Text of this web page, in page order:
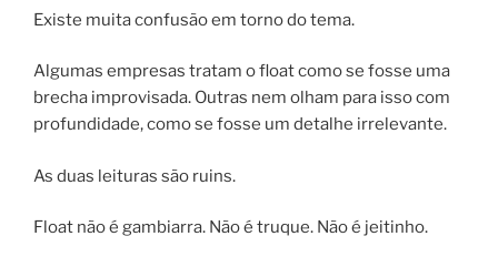
Existe muita confusão em torno do tema.
Algumas empresas tratam o float como se fosse uma
brecha improvisada. Outras nem olham para isso com
profundidade, como se fosse um detalhe irrelevante.
As duas leituras são ruins.
Float não é gambiarra. Não é truque. Não é jeitinho.